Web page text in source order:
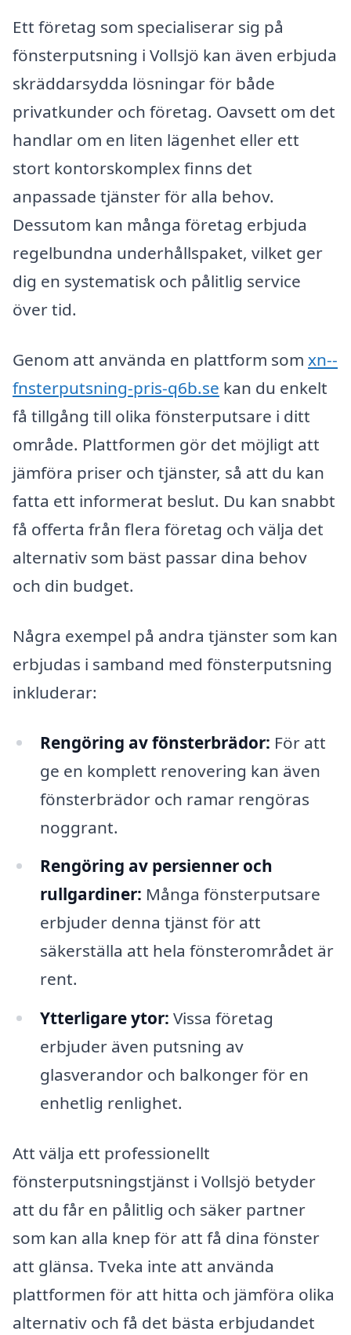
Ett företag som specialiserar sig på
fönsterputsning i Vollsjö kan även erbjuda
skräddarsydda lösningar för både
privatkunder och företag. Oavsett om det
handlar om en liten lägenhet eller ett
stort kontorskomplex finns det
anpassade tjänster för alla behov.
Dessutom kan många företag erbjuda
regelbundna underhållspaket, vilket ger
dig en systematisk och pålitlig service
över tid.
Genom att använda en plattform som xn--
fnsterputsning-pris-q6b.se kan du enkelt
få tillgång till olika fönsterputsare i ditt
område. Plattformen gör det möjligt att
jämföra priser och tjänster, så att du kan
fatta ett informerat beslut. Du kan snabbt
få offerta från flera företag och välja det
alternativ som bäst passar dina behov
och din budget.
Några exempel på andra tjänster som kan
erbjudas i samband med fönsterputsning
inkluderar:
Rengöring av fönsterbrädor: För att
ge en komplett renovering kan även
fönsterbrädor och ramar rengöras
noggrant.
Rengöring av persienner och
rullgardiner: Många fönsterputsare
erbjuder denna tjänst för att
säkerställa att hela fönsterområdet är
rent.
Ytterligare ytor: Vissa företag
erbjuder även putsning av
glasverandor och balkonger för en
enhetlig renlighet.
Att välja ett professionellt
fönsterputsningstjänst i Vollsjö betyder
att du får en pålitlig och säker partner
som kan alla knep för att få dina fönster
att glänsa. Tveka inte att använda
plattformen för att hitta och jämföra olika
alternativ och få det bästa erbjudandet